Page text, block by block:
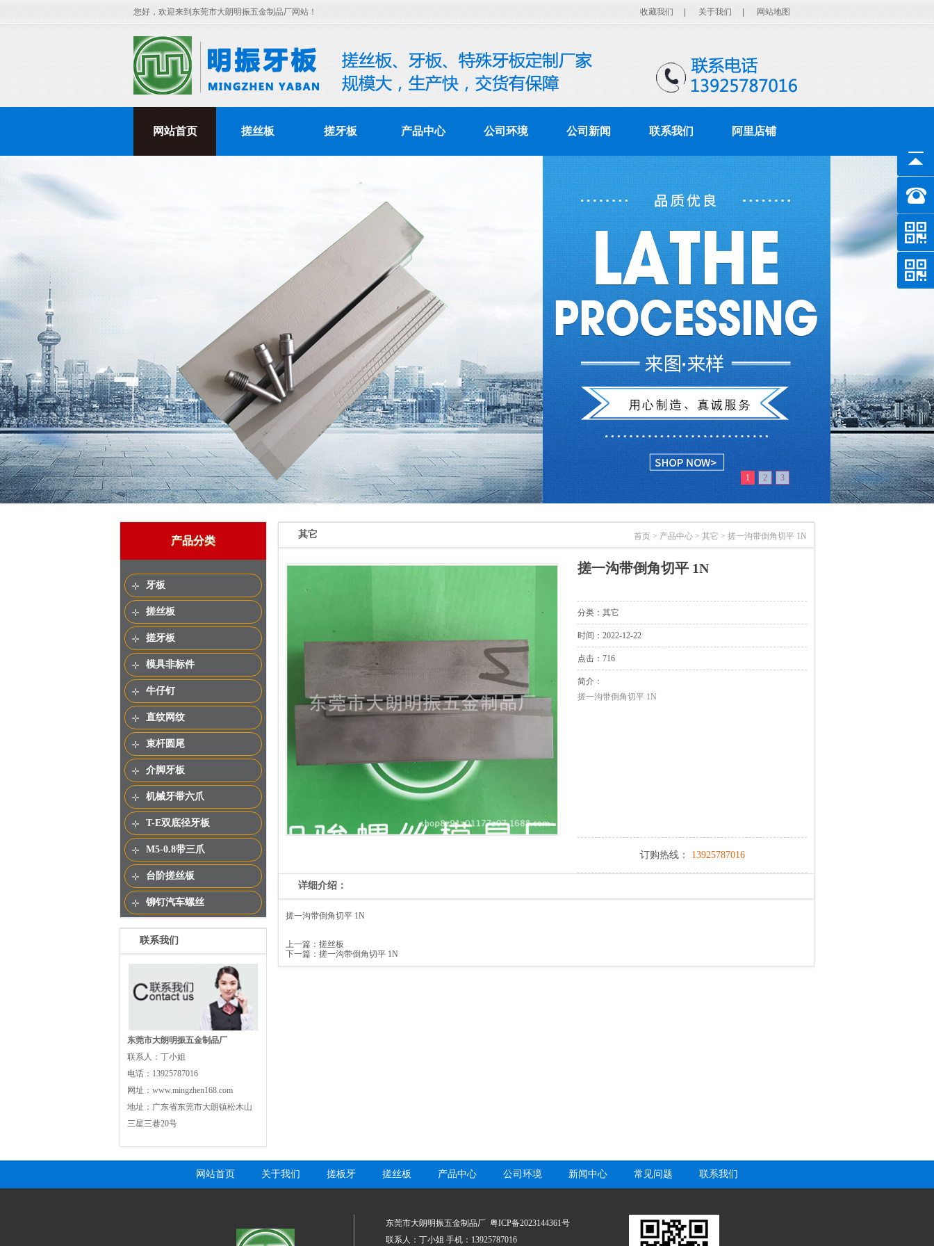
您好，欢迎来到东莞市大朗明振五金制品厂网站！ 收藏我们 关于我们 网站地图
网站首页 搓丝板 搓牙板 产品中心 公司环境 公司新闻 联系我们 阿里店铺
1 2 3
产品分类
牙板
搓丝板
搓牙板
模具非标件
牛仔钉
直纹网纹
束杆圆尾
介脚牙板
机械牙带六爪
T-E双底径牙板
M5-0.8带三爪
台阶搓丝板
铆钉汽车螺丝
联系我们
东莞市大朗明振五金制品厂
联系人： 丁小姐
电话： 13925787016
网址： www.mingzhen168.com
地址： 广东省东莞市大朗镇松木山
三星三巷20号
首页 > 产品中心 > 其它 > 搓一沟带倒角切平 1N
其它
搓一沟带倒角切平 1N
分类：其它
时间：2022-12-22
点击：716
简介：
搓一沟带倒角切平 1N
订购热线： 13925787016
详细介绍：
搓一沟带倒角切平 1N
上一篇： 搓丝板
下一篇： 搓一沟带倒角切平 1N
网站首页 关于我们 搓板牙 搓丝板 产品中心 公司环境 新闻中心 常见问题 联系我们
东莞市大朗明振五金制品厂 粤ICP备2023144361号
联系人：丁小姐 手机：13925787016